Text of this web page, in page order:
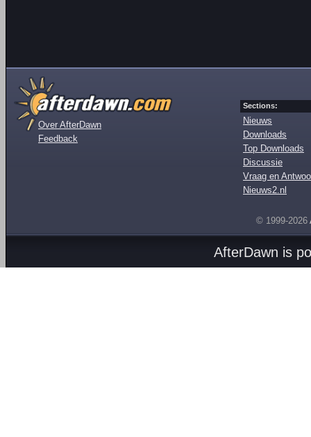
Over AfterDawn
Feedback
Sections:
Nieuws
Downloads
Top Downloads
Discussie
Vraag en
Nieuws2.nl
© 1999-2026
AfterDawn is